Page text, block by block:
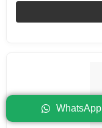
WhatsApp